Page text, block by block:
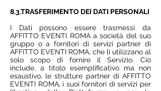
8.3.TRASFERIMENTO DEI DATI PERSONALI
I Dati possono essere trasmessi da
AFFITTO EVENTI ROMA a società del suo
gruppo o a fornitori di servizi partner di
AFFITTO EVENTI ROMA, che li utilizzano al
solo scopo di fornire il Servizio. Ciò
include, a titolo esemplificativo ma non
esaustivo, le strutture partner di AFFITTO
EVENTI ROMA, i suoi fornitori di servizi per